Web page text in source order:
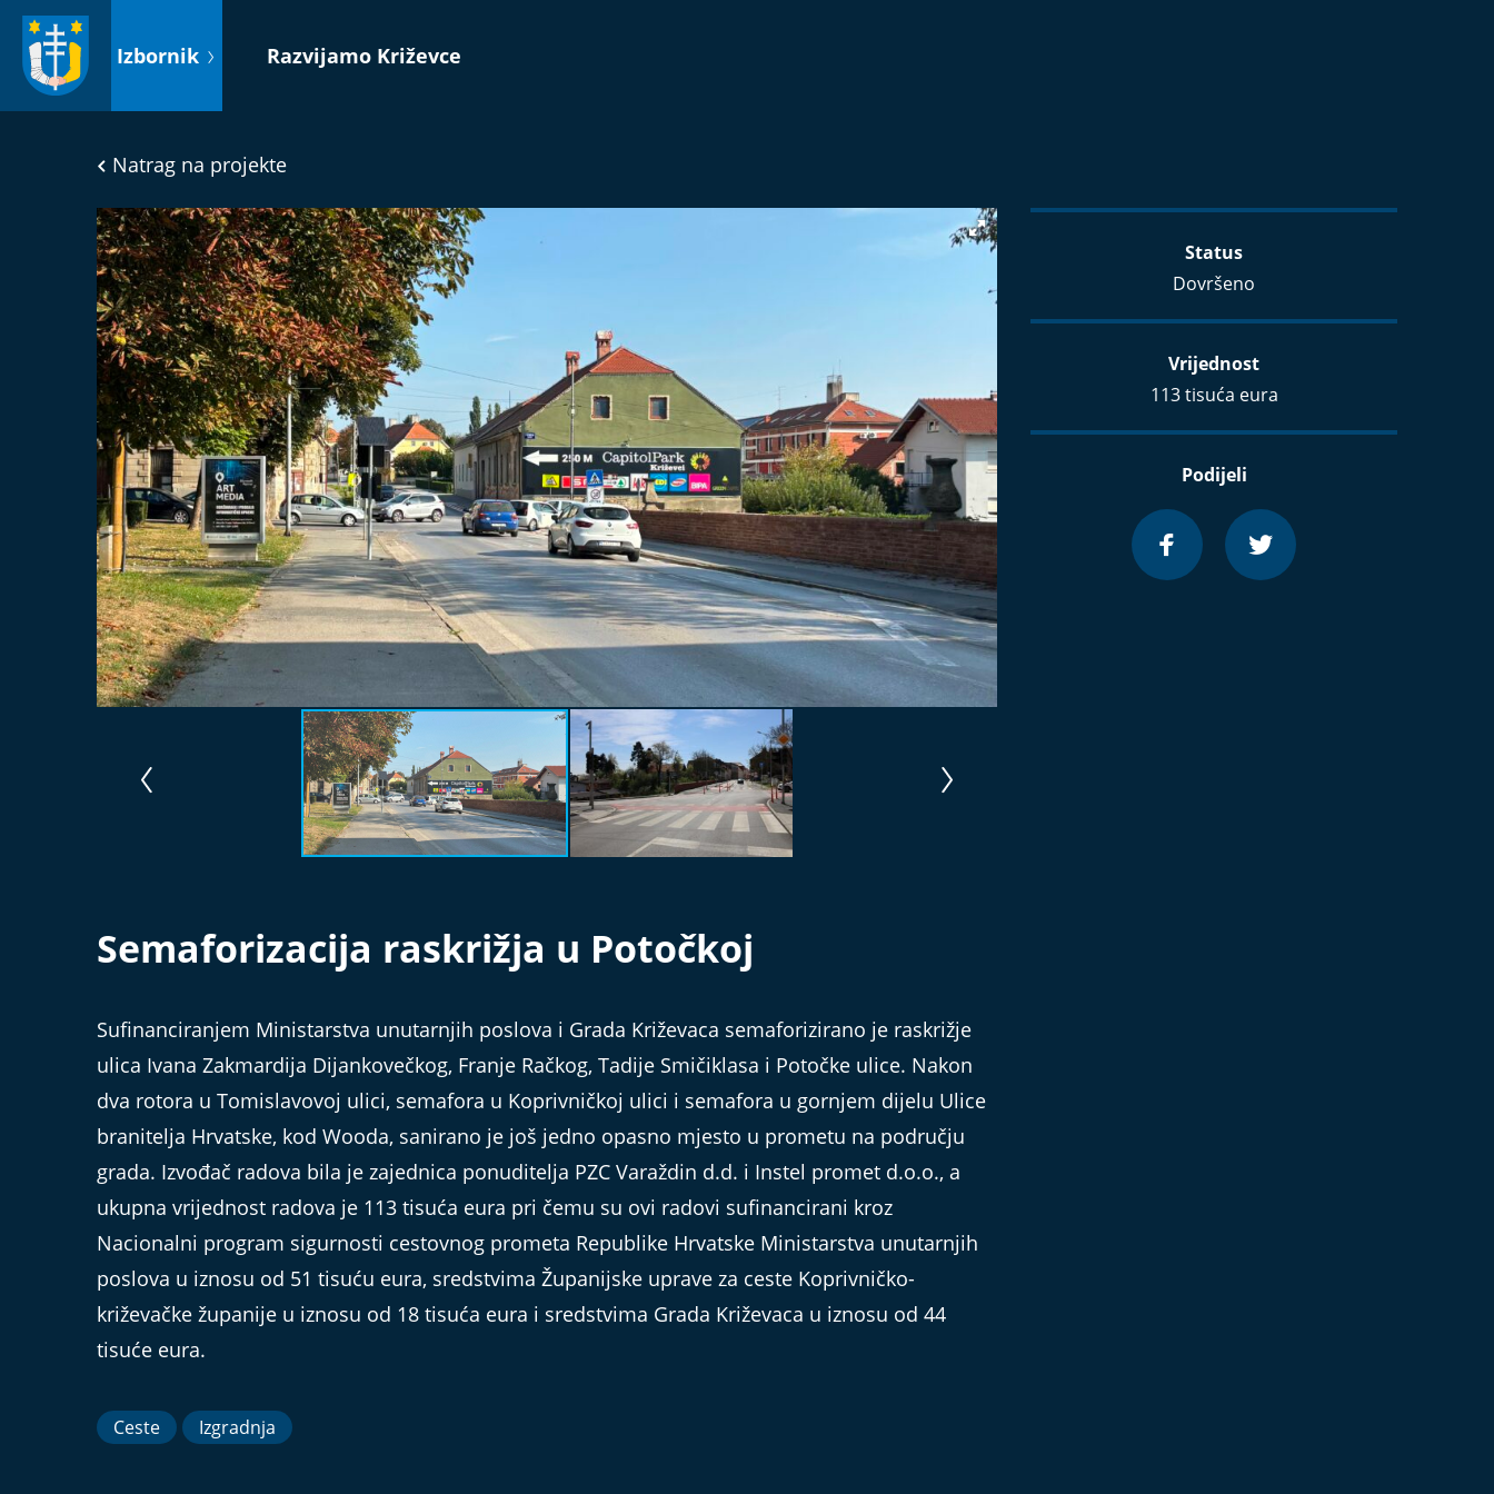
sadržaj
Izbornik Razvijamo Križevce
Natrag na projekte
Semaforizacija raskrižja u Potočkoj
Sufinanciranjem Ministarstva unutarnjih poslova i Grada Križevaca semaforizirano je raskrižje
ulica Ivana Zakmardija Dijankovečkog, Franje Račkog, Tadije Smičiklasa i Potočke ulice. Nakon
dva rotora u Tomislavovoj ulici, semafora u Koprivničkoj ulici i semafora u gornjem dijelu Ulice
branitelja Hrvatske, kod Wooda, sanirano je još jedno opasno mjesto u prometu na području
grada. Izvođač radova bila je zajednica ponuditelja PZC Varaždin d.d. i Instel promet d.o.o., a
ukupna vrijednost radova je 113 tisuća eura pri čemu su ovi radovi sufinancirani kroz
Nacionalni program sigurnosti cestovnog prometa Republike Hrvatske Ministarstva unutarnjih
poslova u iznosu od 51 tisuću eura, sredstvima Županijske uprave za ceste Koprivničko-
križevačke županije u iznosu od 18 tisuća eura i sredstvima Grada Križevaca u iznosu od 44
tisuće eura.
Ceste Izgradnja
Status
Dovršeno
Vrijednost
113 tisuća eura
Podijeli